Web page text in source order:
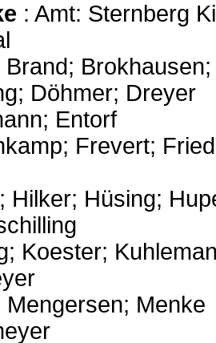
: Amt: Sternberg
Brand;
Döhmer; Dreyer
Entorf
Frevert;
Hilker; Hüsing;
Koester;
Mengersen; Menke